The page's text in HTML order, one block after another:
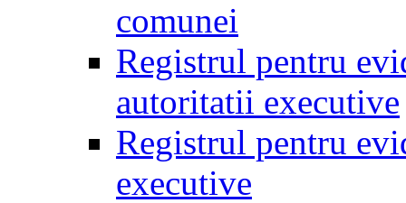
comunei
Registrul pentru
autoritatii executive
Registrul pentru
executive